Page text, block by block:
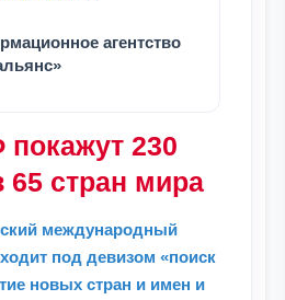
агентство
230
стран мира
международный
под девизом «поиск
новых стран и имен и